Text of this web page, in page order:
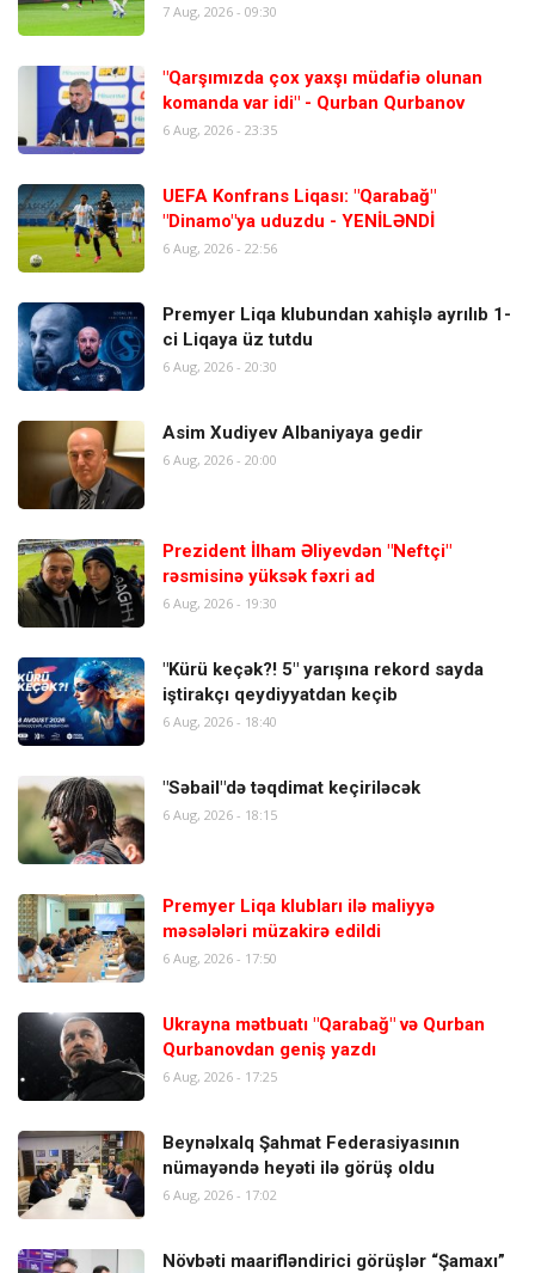
7 Aug, 2026 - 09:30
"Qarşımızda çox yaxşı müdafiə olunan
komanda var idi" - Qurban Qurbanov
6 Aug, 2026 - 23:35
UEFA Konfrans Liqası: "Qarabağ"
"Dinamo"ya uduzdu - YENİLƏNDİ
6 Aug, 2026 - 22:56
Premyer Liqa klubundan xahişlə ayrılıb 1-
ci Liqaya üz tutdu
6 Aug, 2026 - 20:30
Asim Xudiyev Albaniyaya gedir
6 Aug, 2026 - 20:00
Prezident İlham Əliyevdən "Neftçi"
rəsmisinə yüksək fəxri ad
6 Aug, 2026 - 19:30
"Kürü keçək?! 5" yarışına rekord sayda
iştirakçı qeydiyyatdan keçib
6 Aug, 2026 - 18:40
"Səbail"də təqdimat keçiriləcək
6 Aug, 2026 - 18:15
Premyer Liqa klubları ilə maliyyə
məsələləri müzakirə edildi
6 Aug, 2026 - 17:50
Ukrayna mətbuatı "Qarabağ" və Qurban
Qurbanovdan geniş yazdı
6 Aug, 2026 - 17:25
Beynəlxalq Şahmat Federasiyasının
nümayəndə heyəti ilə görüş oldu
6 Aug, 2026 - 17:02
Növbəti maarifləndirici görüşlər “Şamaxı”